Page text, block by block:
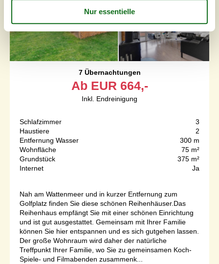
7 Übernachtungen
Ab EUR 664,-
Inkl. Endreinigung
Schlafzimmer
3
Haustiere
2
Entfernung Wasser
300 m
Wohnfläche
75 m²
Grundstück
375 m²
Internet
Ja
Nah am Wattenmeer und in kurzer Entfernung zum
Golfplatz finden Sie diese schönen Reihenhäuser.Das
Reihenhaus empfängt Sie mit einer schönen Einrichtung
und ist gut ausgestattet. Gemeinsam mit Ihrer Familie
können Sie hier entspannen und es sich gutgehen lassen.
Der große Wohnraum wird daher der natürliche
Treffpunkt Ihrer Familie, wo Sie zu gemeinsamen Koch-
Spiele- und Filmabenden zusammenk...